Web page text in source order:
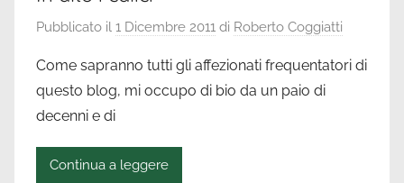
storia
da
raccontare
Pubblicato il 1 Dicembre 2011 di Roberto Coggiatti
Come sapranno tutti gli affezionati frequentatori di
questo blog, mi occupo di bio da un paio di
decenni e di
Continua a leggere